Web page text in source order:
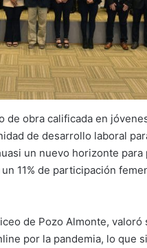
obra calificada en
de desarrollo laboral
un nuevo horizonte
11% de participación
de Pozo Almonte,
por la pandemia, lo que